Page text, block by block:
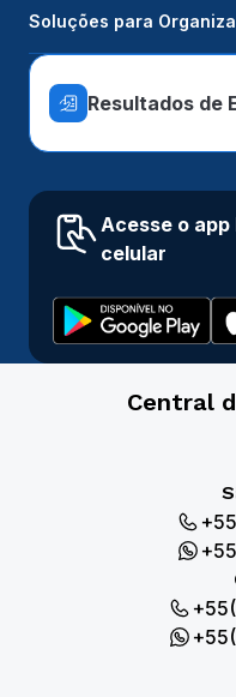
Soluções para
Resultados de
Acesse o app
celular
Central